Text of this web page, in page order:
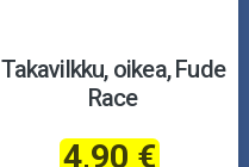
Takavilkku, oikea, Fude
Race
4,90 €